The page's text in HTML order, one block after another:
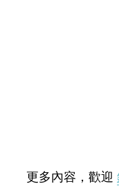
更多內容，歡迎